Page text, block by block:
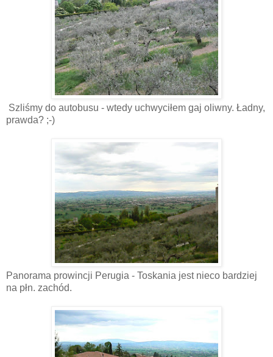
Szliśmy do autobusu - wtedy uchwyciłem gaj oliwny. Ładny,
prawda? ;-)
Panorama prowincji Perugia - Toskania jest nieco bardziej
na płn. zachód.